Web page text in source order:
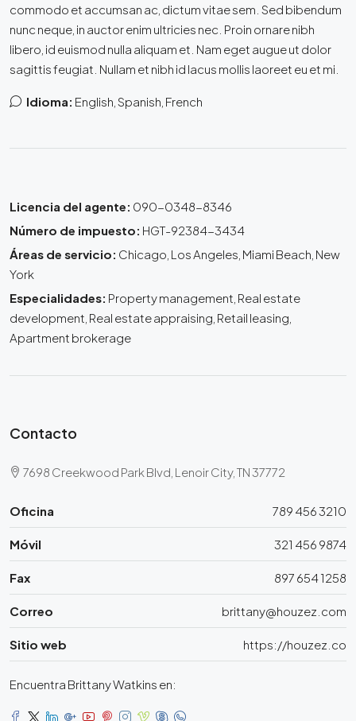
commodo et accumsan ac, dictum vitae sem. Sed bibendum
nunc neque, in auctor enim ultricies nec. Proin ornare nibh
libero, id euismod nulla aliquam et. Nam eget augue ut dolor
sagittis feugiat. Nullam et nibh id lacus mollis laoreet eu et mi.
Idioma: English, Spanish, French
Licencia del agente: 090-0348-8346
Número de impuesto: HGT-92384-3434
Áreas de servicio: Chicago, Los Angeles, Miami Beach, New
York
Especialidades: Property management, Real estate
development, Real estate appraising, Retail leasing,
Apartment brokerage
Contacto
7698 Creekwood Park Blvd, Lenoir City, TN 37772
Oficina 789 456 3210
Móvil 321 456 9874
Fax 897 654 1258
Correo brittany@houzez.com
Sitio web https://houzez.co
Encuentra Brittany Watkins en: